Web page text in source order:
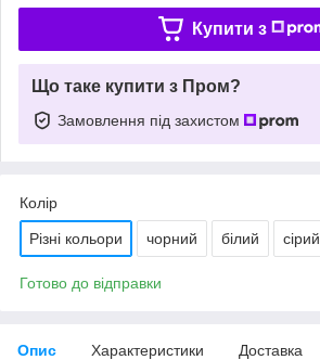
Купити з
Що таке купити з Пром?
Замовлення під захистом
Колір
Різні кольори чорний білий сірий
Готово до відправки
Опис Характеристики Доставка